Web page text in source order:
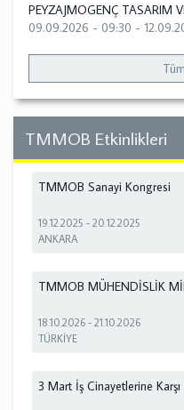
PEYZAJMOGENÇ TASARIM
09.09.2026 - 09:30 -
TMMOB Etkinlikleri
TMMOB Sanayi Kongresi
19.12.2025 -20.12.2025
ANKARA
TMMOB MÜHENDİSLİK
18.10.2026 -21.10.2026
TÜRKİYE
3 Mart İş Cinayetlerine